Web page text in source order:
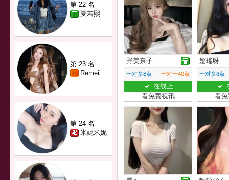
第 22 名
夏若熙
第 23 名
Remeii
第 24 名
米妮米妮
野美奈子
一对多8点 一对一40点
在线上
看免费视讯
媱瑤呀
一对多8点
看